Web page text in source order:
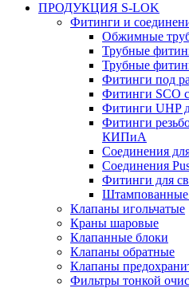
ПРОДУКЦИЯ S-LOK
Фитинги и
Обжимные
Трубные
Трубные
Фитинги под
Фитинги SCO
Фитинги UHP
Фитинги
КИПиА
Соединения
Соединения
Фитинги для
Клапаны игольчатые
Краны шаровые
Клапанные блоки
Клапаны обратные
Клапаны
Фильтры тонкой